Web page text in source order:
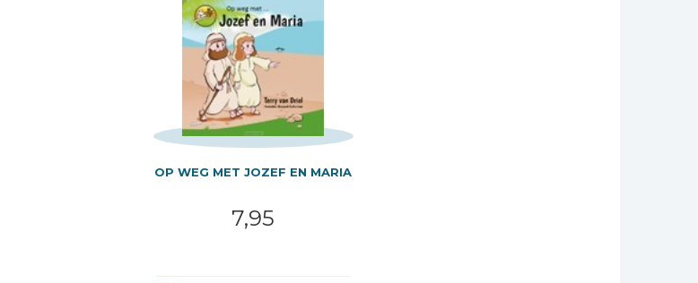
OP WEG MET JOZEF EN MARIA
7,95